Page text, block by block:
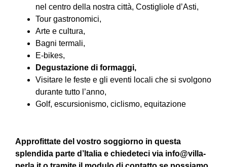
nel centro della nostra città, Costigliole d’Asti,
Tour gastronomici,
Arte e cultura,
Bagni termali,
E-bikes,
Degustazione di formaggi,
Visitare le feste e gli eventi locali che si svolgono
durante tutto l’anno,
Golf, escursionismo, ciclismo, equitazione
Approfittate del vostro soggiorno in questa
splendida parte d’Italia e chiedeteci via info@villa-